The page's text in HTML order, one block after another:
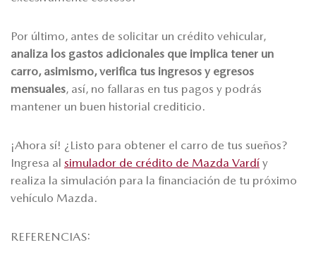
Por último, antes de solicitar un crédito vehicular,
analiza los gastos adicionales que implica tener un
carro, asimismo, verifica tus ingresos y egresos
mensuales, así, no fallaras en tus pagos y podrás
mantener un buen historial crediticio.
¡Ahora sí! ¿Listo para obtener el carro de tus sueños?
Ingresa al simulador de crédito de Mazda Vardí y
realiza la simulación para la financiación de tu próximo
vehículo Mazda.
REFERENCIAS: